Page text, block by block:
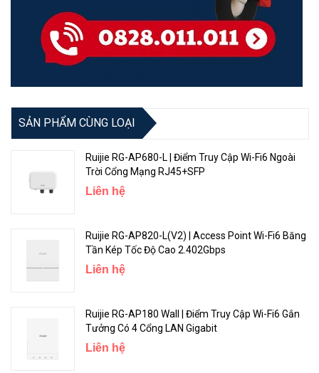
SẢN PHẨM CÙNG LOẠI
Ruijie RG-AP680-L | Điểm Truy Cập Wi-Fi6 Ngoài
Trời Cổng Mạng RJ45+SFP
Liên hệ
Ruijie RG-AP820-L(V2) | Access Point Wi-Fi6 Băng
Tần Kép Tốc Độ Cao 2.402Gbps
Liên hệ
Ruijie RG-AP180 Wall | Điểm Truy Cập Wi-Fi6 Gắn
Tưởng Có 4 Cổng LAN Gigabit
Liên hệ